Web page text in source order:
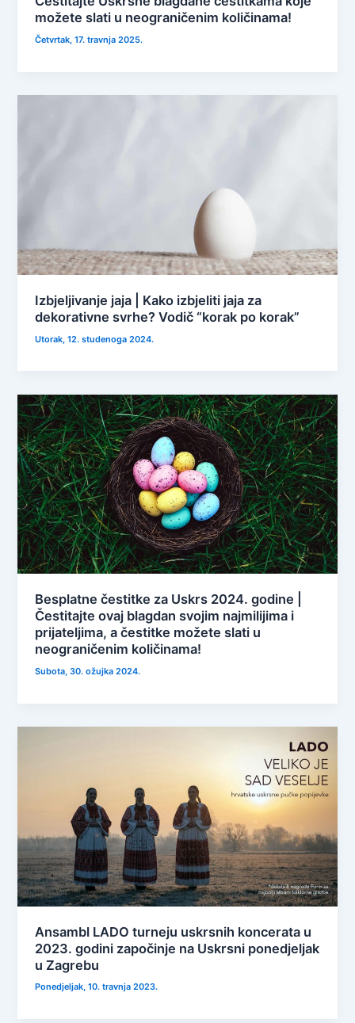
možete slati u neograničenim količinama!
Četvrtak, 17. travnja 2025.
Izbjeljivanje jaja | Kako izbjeliti jaja za
dekorativne svrhe? Vodič “korak po korak”
Utorak, 12. studenoga 2024.
Besplatne čestitke za Uskrs 2024. godine |
Čestitajte ovaj blagdan svojim najmilijima i
prijateljima, a čestitke možete slati u
neograničenim količinama!
Subota, 30. ožujka 2024.
Ansambl LADO turneju uskrsnih koncerata u
2023. godini započinje na Uskrsni ponedjeljak
u Zagrebu
Ponedjeljak, 10. travnja 2023.